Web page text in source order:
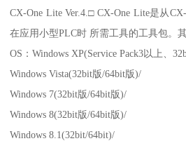
CX-One Lite Ver.4.□ CX-One Lite是从
在应用小型PLC时 所需工具的工具包。
OS：Windows XP(Service Pack3以上、
Windows Vista(32bit版/64bit版)/
Windows 7(32bit版/64bit版)/
Windows 8(32bit版/64bit版)/
Windows 8.1(32bit/64bit)/